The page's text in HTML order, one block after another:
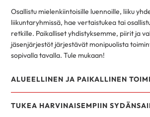
Osallistu mielenkiintoisille luennoille, liiku
liikuntaryhmissä, hae vertaistukea tai
retkille. Paikalliset yhdistyksemme, piirit ja
jäsenjärjestöt järjestävät monipuolista
sopivalla tavalla. Tule mukaan!
ALUEELLINEN JA PAIKALLINEN
TUKEA HARVINAISEMPIIN